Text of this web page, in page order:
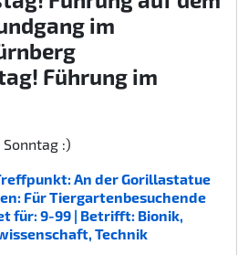
im
Führung im
:)
An der Gorillastatue
Für Tiergartenbesuchende
für: 9-99 | Betrifft: Bionik,
Technik